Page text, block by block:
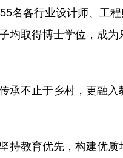
名各行业设计师、工
均取得博士学位，成为
不止于乡村，更融入
教育优先，构建优质